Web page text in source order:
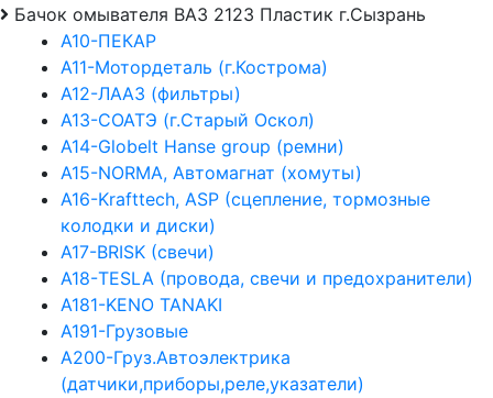
Бачок омывателя ВАЗ 2123 Пластик г.Сызрань
А10-ПЕКАР
А11-Мотордеталь (г.Кострома)
А12-ЛААЗ (фильтры)
А13-СОАТЭ (г.Старый Оскол)
А14-Globelt Hanse group (ремни)
А15-NORMA, Автомагнат (хомуты)
А16-Krafttech, ASP (сцепление, тормозные
колодки и диски)
А17-BRISK (свечи)
А18-TESLA (провода, свечи и предохранители)
А181-KENO TANAKI
А191-Грузовые
А200-Груз.Автоэлектрика
(датчики,приборы,реле,указатели)